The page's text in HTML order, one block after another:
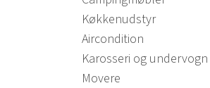
Køkkenudstyr
Aircondition
Karosseri og undervogn
Movere